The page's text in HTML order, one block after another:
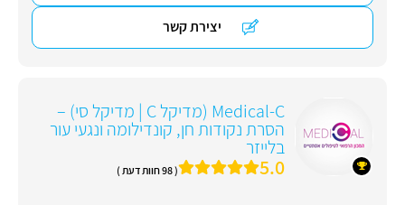
יצירת קשר
Medical-C (מדיקל C | מדיקל סי) –
הסרת נקודות חן, קונדילומה ונגעי עור
בלייזר
5.0 ( 98 חוות דעת )